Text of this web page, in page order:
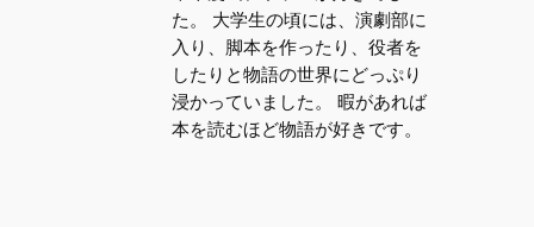
た。 大学生の頃には、演劇部に
入り、脚本を作ったり、役者を
したりと物語の世界にどっぷり
浸かっていました。 暇があれば
本を読むほど物語が好きです。